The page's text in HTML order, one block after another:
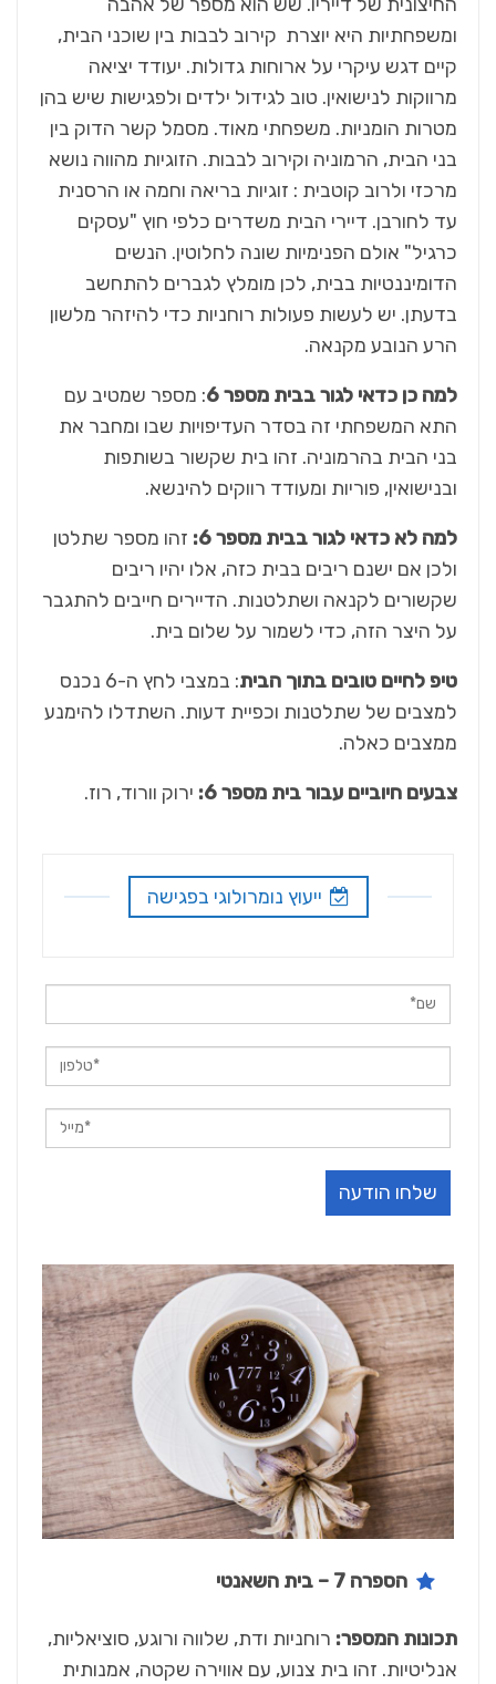
ומשפחתיות היא יוצרת קירוב לבבות בין שוכני הבית,
קיים דגש עיקרי על ארוחות גדולות. יעודד יציאה
מרווקות לנישואין. טוב לגידול ילדים ולפגישות שיש בהן
מטרות הומניות. משפחתי מאוד. מסמל קשר הדוק בין
בני הבית, הרמוניה וקירוב לבבות. הזוגיות מהווה נושא
מרכזי ולרוב קוטבית : זוגיות בריאה וחמה או הרסנית
עד לחורבן. דיירי הבית משדרים כלפי חוץ "עסקים
כרגיל" אולם הפנימיות שונה לחלוטין. הנשים
הדומיננטיות בבית, לכן מומלץ לגברים להתחשב
בדעתן. יש לעשות פעולות רוחניות כדי להיזהר מלשון
הרע הנובע מקנאה.
למה כן כדאי לגור בבית מספר 6
: מספר שמטיב עם
התא המשפחתי זה בסדר העדיפויות שבו ומחבר את
בני הבית בהרמוניה. זהו בית שקשור בשותפות
ובנישואין, פוריות ומעודד רווקים להינשא.
למה לא כדאי לגור בבית מספר 6:
זהו מספר שתלטן
ולכן אם ישנם ריבים בבית כזה, אלו יהיו ריבים
שקשורים לקנאה ושתלטנות. הדיירים חייבים להתגבר
על היצר הזה, כדי לשמור על שלום בית.
טיפ לחיים טובים בתוך הבית
: במצבי לחץ ה-6 נכנס
למצבים של שתלטנות וכפיית דעות. השתדלו להימנע
ממצבים כאלה.
צבעים חיוביים עבור בית מספר 6: ירוק וורוד, רוז.
ייעוץ נומרולוגי בפגישה
הספרה 7 – בית השאנטי
תכונות המספר: רוחניות ודת, שלווה ורוגע, סוציאליות,
אנליטיות. זהו בית צנוע, עם אווירה שקטה, אמנותית